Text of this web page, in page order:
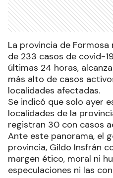
La provincia de
de 233 casos de covid-
últimas 24 horas,
más alto de casos
localidades afectadas.
Se indicó que solo ayer
localidades de la
registran 30 con casos
Ante este panorama, el
provincia, Gildo Insfrán
margen ético, moral ni
especulaciones ni las